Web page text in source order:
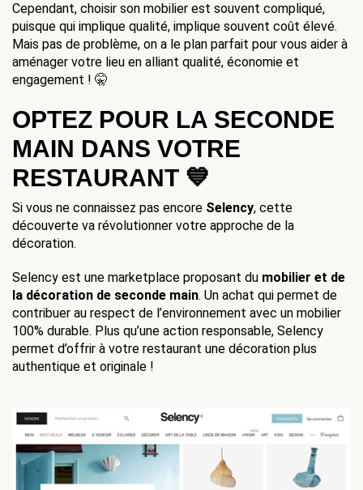
Cependant, choisir son mobilier est souvent compliqué,
puisque qui implique qualité, implique souvent coût élevé.
Mais pas de problème, on a le plan parfait pour vous aider à
aménager votre lieu en alliant qualité, économie et
engagement ! 🤫
OPTEZ POUR LA SECONDE
MAIN DANS VOTRE
RESTAURANT 💙
Si vous ne connaissez pas encore Selency, cette
découverte va révolutionner votre approche de la
décoration.
Selency est une marketplace proposant du mobilier et de
la décoration de seconde main. Un achat qui permet de
contribuer au respect de l’environnement avec un mobilier
100% durable. Plus qu’une action responsable, Selency
permet d’offrir à votre restaurant une décoration plus
authentique et originale !